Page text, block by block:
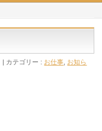
カテゴリー : お仕事 お知ら